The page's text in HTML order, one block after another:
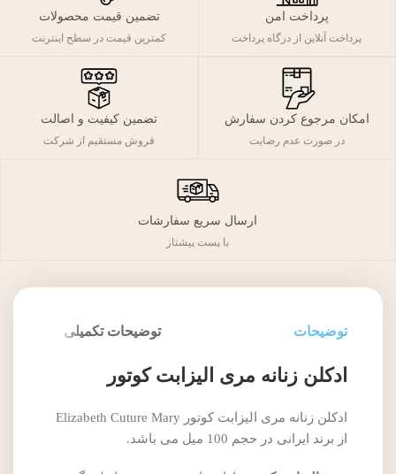
پرداخت امن
پرداخت آنلاین از درگاه پرداخت
تضمین قیمت محصولات
کمترین قیمت در سطح اینترنت
امکان مرجوع کردن سفارش
در صورت عدم رضایت
تضمین کیفیت و اصالت
فروش مستقیم از شرکت
ارسال سریع سفارشات
با پست پیشتاز
توضیحات توضیحات تکمیلی
ادکلن زنانه مری الیزابت کوتور
ادکلن زنانه مری الیزابت کوتور Elizabeth Cuture Mary
از برند ایرانی در حجم 100 میل می باشد.